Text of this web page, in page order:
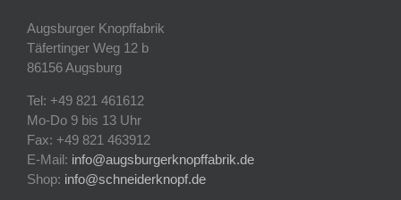
Augsburger Knopffabrik
Täfertinger Weg 12 b
86156 Augsburg
Tel: +49 821 461612
Mo-Do 9 bis 13 Uhr
Fax: +49 821 463912
E-Mail: info@augsburgerknopffabrik.de
Shop: info@schneiderknopf.de